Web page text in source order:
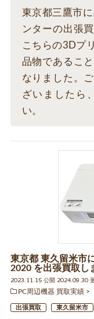
東京都三鷹市
ンターの出張
こちらの3Dプ
品物であるこ
なりました。
ざいましたら
い。
東京都 東久留米市
2020 を出張買取し
2023.11.15 公開 2024.09.30
PC周辺機器 買取実績
出張買取 東久留米市